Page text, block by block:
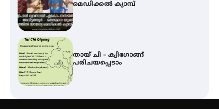
മെഡിക്കൽ ക്യാമ്പ്
തായ് ചി – ക്വിഗോങ്ങ്
പരിചയപ്പെടാം